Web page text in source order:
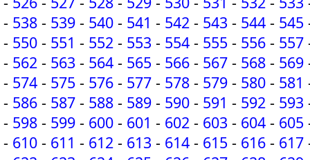
- 538 - 539 - 540 - 541 - 542 - 543 - 544 - 545
- 550 - 551 - 552 - 553 - 554 - 555 - 556 - 557
- 562 - 563 - 564 - 565 - 566 - 567 - 568 - 569
- 574 - 575 - 576 - 577 - 578 - 579 - 580 - 581
- 586 - 587 - 588 - 589 - 590 - 591 - 592 - 593
- 598 - 599 - 600 - 601 - 602 - 603 - 604 - 605
- 610 - 611 - 612 - 613 - 614 - 615 - 616 - 617